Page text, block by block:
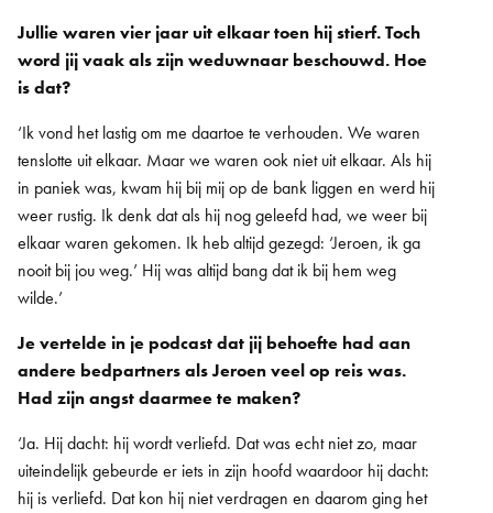
Jullie waren vier jaar uit elkaar toen hij stierf. Toch
word jij vaak als zijn weduwnaar beschouwd. Hoe
is dat?
‘Ik vond het lastig om me daartoe te verhouden. We waren
tenslotte uit elkaar. Maar we waren ook niet uit elkaar. Als hij
in paniek was, kwam hij bij mij op de bank liggen en werd hij
weer rustig. Ik denk dat als hij nog geleefd had, we weer bij
elkaar waren gekomen. Ik heb altijd gezegd: ‘Jeroen, ik ga
nooit bij jou weg.’ Hij was altijd bang dat ik bij hem weg
wilde.’
Je vertelde in je podcast dat jij behoefte had aan
andere bedpartners als Jeroen veel op reis was.
Had zijn angst daarmee te maken?
‘Ja. Hij dacht: hij wordt verliefd. Dat was echt niet zo, maar
uiteindelijk gebeurde er iets in zijn hoofd waardoor hij dacht:
hij is verliefd. Dat kon hij niet verdragen en daarom ging het